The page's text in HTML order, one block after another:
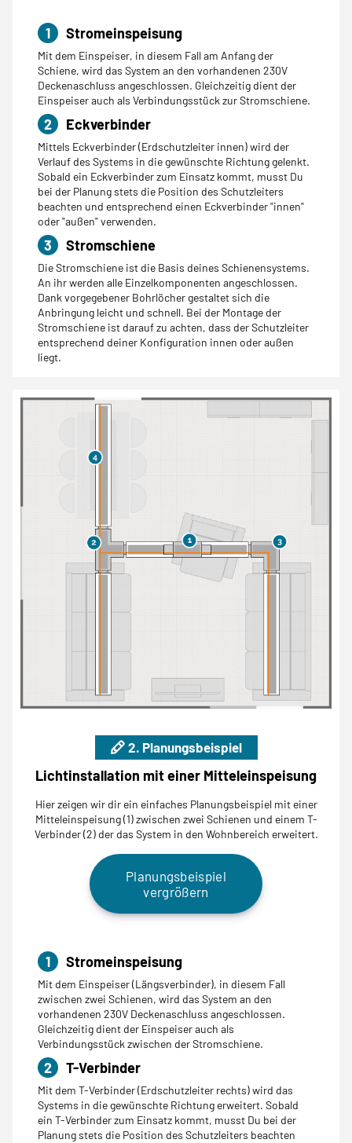
1 Stromeinspeisung
Mit dem Einspeiser, in diesem Fall am Anfang der
Schiene, wird das System an den vorhandenen 230V
Deckenaschluss angeschlossen. Gleichzeitig dient der
Einspeiser auch als Verbindungsstück zur Stromschiene.
2 Eckverbinder
Mittels Eckverbinder (Erdschutzleiter innen) wird der
Verlauf des Systems in die gewünschte Richtung gelenkt.
Sobald ein Eckverbinder zum Einsatz kommt, musst Du
bei der Planung stets die Position des Schutzleiters
beachten und entsprechend einen Eckverbinder "innen"
oder "außen" verwenden.
3 Stromschiene
Die Stromschiene ist die Basis deines Schienensystems.
An ihr werden alle Einzelkomponenten angeschlossen.
Dank vorgegebener Bohrlöcher gestaltet sich die
Anbringung leicht und schnell. Bei der Montage der
Stromschiene ist darauf zu achten, dass der Schutzleiter
entsprechend deiner Konfiguration innen oder außen
liegt.
2. Planungsbeispiel
Lichtinstallation mit einer Mitteleinspeisung
Hier zeigen wir dir ein einfaches Planungsbeispiel mit einer
Mitteleinspeisung (1) zwischen zwei Schienen und einem T-
Verbinder (2) der das System in den Wohnbereich erweitert.
Planungsbeispiel
vergrößern
1 Stromeinspeisung
Mit dem Einspeiser (Längsverbinder), in diesem Fall
zwischen zwei Schienen, wird das System an den
vorhandenen 230V Deckenaschluss angeschlossen.
Gleichzeitig dient der Einspeiser auch als
Verbindungsstück zwischen der Stromschiene.
2 T-Verbinder
Mit dem T-Verbinder (Erdschutzleiter rechts) wird das
Systems in die gewünschte Richtung erweitert. Sobald
ein T-Verbinder zum Einsatz kommt, musst Du bei der
Planung stets die Position des Schutzleiters beachten